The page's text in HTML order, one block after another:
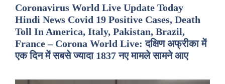
Coronavirus World Live Update Today
Hindi News Covid 19 Positive Cases, Death
Toll In America, Italy, Pakistan, Brazil,
France – Corona World Live: दक्षिण अफ्रीका में
एक दिन में सबसे ज्यादा 1837 नए मामले सामने आए